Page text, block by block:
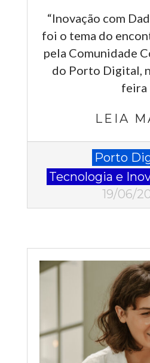
“Inovação com
foi o tema do
pela Comunidade
do Porto Digital,
feira
LEIA
Porto
Tecnologia e
19/06/